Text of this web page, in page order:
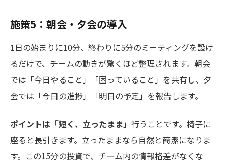
施策5：朝会・夕会の導入
1日の始まりに10分、終わりに5分のミーティングを設け
るだけで、チームの動きが驚くほど整理されます。朝会
では「今日やること」「困っていること」を共有し、夕
会では「今日の進捗」「明日の予定」を報告します。
ポイントは「短く、立ったまま」 行うことです。椅子に
座ると長引きます。立ったままなら自然と簡潔になりま
す。この15分の投資で、チーム内の情報格差がなくな